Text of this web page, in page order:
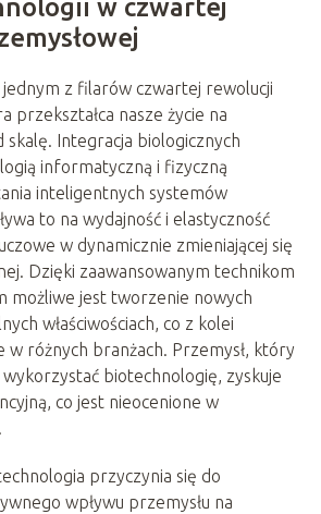
w czwartej
z filarów czwartej rewolucji
przekształca nasze życie na
skalę. Integracja biologicznych
informatyczną i fizyczną
inteligentnych systemów
to na wydajność i elastyczność
w dynamicznie zmieniającej się
Dzięki zaawansowanym technikom
możliwe jest tworzenie nowych
właściwościach, co z kolei
w różnych branżach. Przemysł, który
biotechnologię, zyskuje
co jest nieocenione w
przyczynia się do
wpływu przemysłu na